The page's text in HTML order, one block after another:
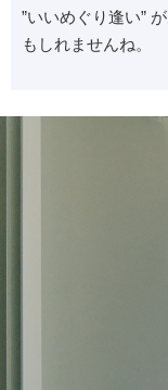
”いいめぐり逢い”
もしれませんね。